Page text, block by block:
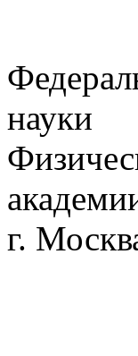
науки
г.